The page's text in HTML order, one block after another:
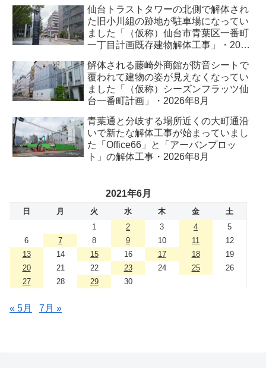
仙台トラストタワーの北側で解体され
た旧小川組の跡地が駐車場になってい
ました「（仮称）仙台市青葉区一番町
一丁目計画既存建物解体工事」・2026
解体される藤崎外商館が防音シートで
覆われて建物の姿が見えなくなってい
ました「（仮称）シーズンフラッツ仙
台一番町計画」・2026年8月
青葉通と分岐する場所近くの大町通沿
いで新たな解体工事が始まっていまし
た「Office66」と「アーバンプロッ
ト」の解体工事・2026年8月
2021年6月
日 月 火 水 木 金
土
1
2 3 4
5
6
7 8 9 10 11
12
13
14 15 16 17 18
19
20
21 22 23 24 25
26
27
28 29 30
« 5月 7月 »